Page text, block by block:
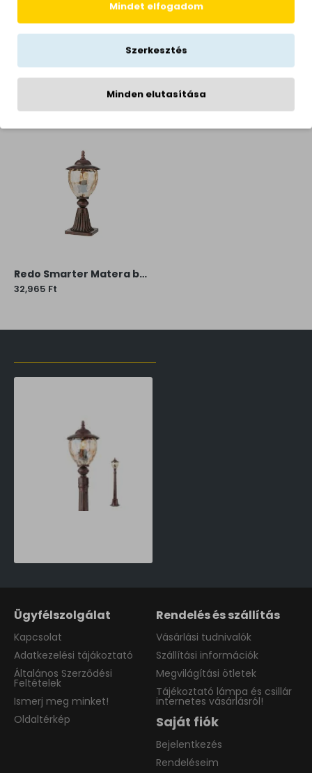
2 év
Gyártói honlap
https://www.smarterlight.ro/hu/
KAPCSOLÓDÓ TERMÉKEK
Redo Smarter Matera barna-átlátszó kültéri asztali lámpa (RED-9633) E27 1 izzós IP33
32,965 Ft
Ügyfélszolgálat
Kapcsolat
Adatkezelési tájákoztató
Általános Szerződési
Feltételek
Ismerj meg minket!
Oldaltérkép
Rendelés és szállítás
Vásárlási tudnivalók
Szállítási információk
Megvilágítási ötletek
Tájékoztató lámpa és csillár
internetes vásárlásról!
Saját fiók
Bejelentkezés
Rendeléseim
Mindet elfogadom
Szerkesztés
Minden elutasítása